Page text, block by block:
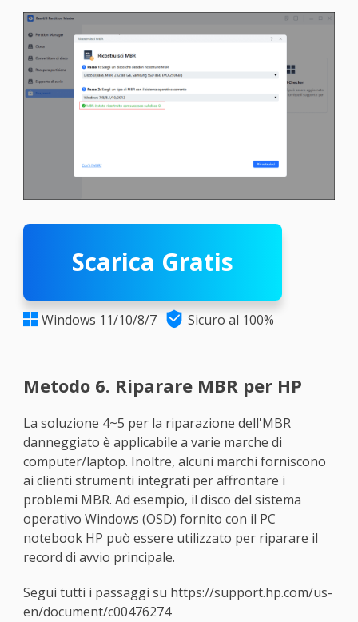
Scarica Gratis
 Windows 11/10/8/7  Sicuro al 100%
Metodo 6. Riparare MBR per HP
La soluzione 4~5 per la riparazione dell'MBR
danneggiato è applicabile a varie marche di
computer/laptop. Inoltre, alcuni marchi forniscono
ai clienti strumenti integrati per affrontare i
problemi MBR. Ad esempio, il disco del sistema
operativo Windows (OSD) fornito con il PC
notebook HP può essere utilizzato per riparare il
record di avvio principale.
Segui tutti i passaggi su https://support.hp.com/us-
en/document/c00476274